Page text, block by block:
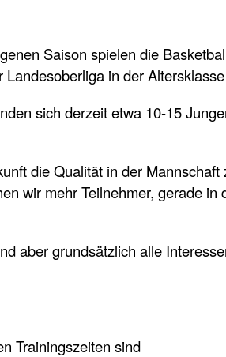
Saison spielen die
Landesoberliga in der
sich derzeit etwa 10-15
die Qualität in der
wir mehr Teilnehmer, gerade in
aber grundsätzlich alle
Trainingszeiten sind